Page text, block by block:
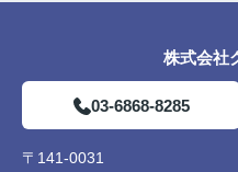
株式会社
03-6868-8285
〒141-0031